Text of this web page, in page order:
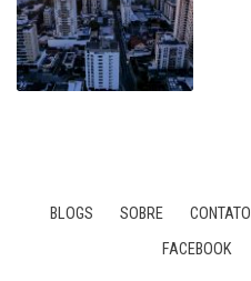
BLOGS SOBRE CONTATO
FACEBOOK